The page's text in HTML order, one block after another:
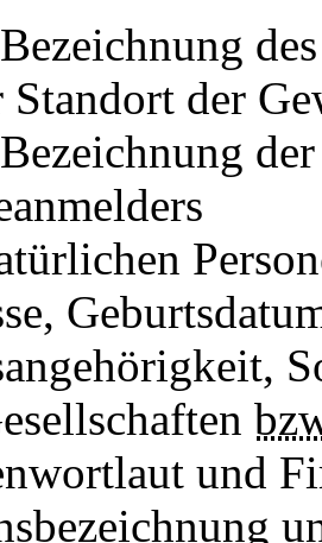
Standort der
und